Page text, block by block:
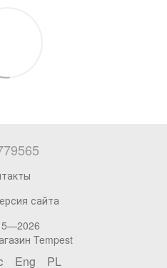
сайта
Tempest
Eng PL